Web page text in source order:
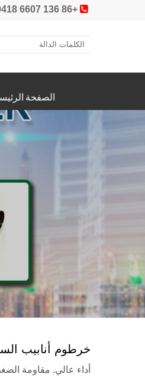

+86 136 6607 9418
الصفحة
خرطوم أنابيب
أداء عالي. مقاومة